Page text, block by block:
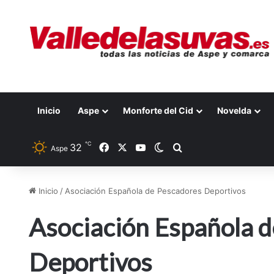
Inicio Aspe Monforte del Cid Novelda
Aspe 32 ℃ FacebookYouTubeSwitch skin
Inicio / Asociación Española de Pescadores Deportivos
Asociación Española
Deportivos